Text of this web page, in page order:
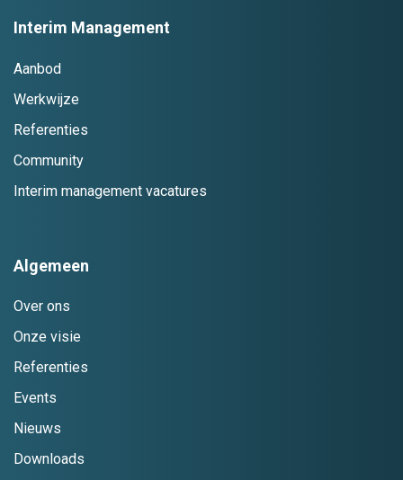
Interim Management
Aanbod
Werkwijze
Referenties
Community
Interim management vacatures
Algemeen
Over ons
Onze visie
Referenties
Events
Nieuws
Downloads